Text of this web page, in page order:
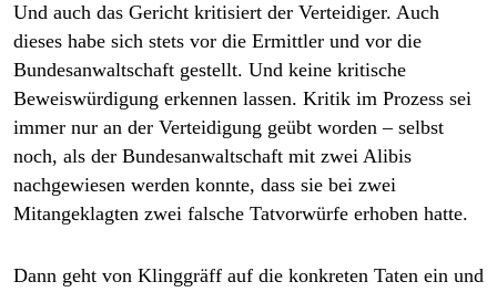
Und auch das Gericht kritisiert der Verteidiger. Auch
dieses habe sich stets vor die Ermittler und vor die
Bundesanwaltschaft gestellt. Und keine kritische
Beweiswürdigung erkennen lassen. Kritik im Prozess sei
immer nur an der Verteidigung geübt worden – selbst
noch, als der Bundesanwaltschaft mit zwei Alibis
nachgewiesen werden konnte, dass sie bei zwei
Mitangeklagten zwei falsche Tatvorwürfe erhoben hatte.
Dann geht von Klinggräff auf die konkreten Taten ein und